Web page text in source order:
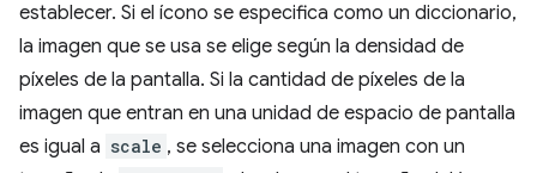
establecer. Si el ícono se especifica como un diccionario,
la imagen que se usa se elige según la densidad de
píxeles de la pantalla. Si la cantidad de píxeles de la
imagen que entran en una unidad de espacio de pantalla
es igual a scale , se selecciona una imagen con un